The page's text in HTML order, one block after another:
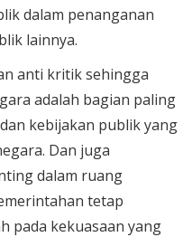
dalam penanganan
lainnya.
anti kritik sehingga
adalah bagian paling
kebijakan publik yang
Dan juga
dalam ruang
tetap
pada kekuasaan yang